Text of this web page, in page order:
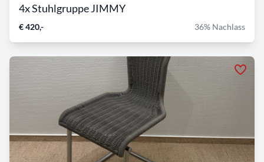
4x Stuhlgruppe JIMMY
€ 420,- 36% Nachlass